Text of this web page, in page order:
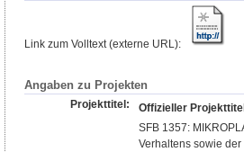
Link zum Volltext (externe URL):
Angaben zu Projekten
Projekttitel: Offizieller
SFB 1357:
Verhaltens sowie